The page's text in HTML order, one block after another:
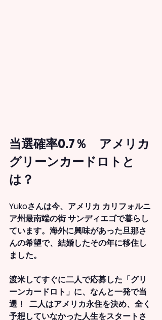
当選確率0.7％　アメリカ
グリーンカードロトと
は？
Yukoさんは今、アメリカ カリフォルニ
ア州最南端の街 サンディエゴで暮らし
ています。海外に興味があった旦那さ
んの希望で、結婚したその年に移住し
ました。
渡米してすぐに二人で応募した 「グリ
ーンカードロト」に、なんと一発で当
選 ！  二人はアメリカ永住を決め、全く
予想していなかった人生をスタートさ